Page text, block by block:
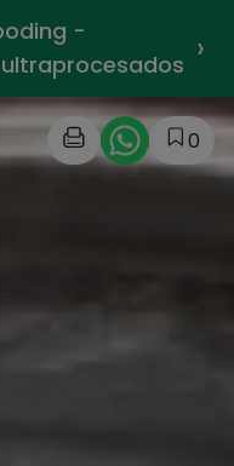
-
›
0